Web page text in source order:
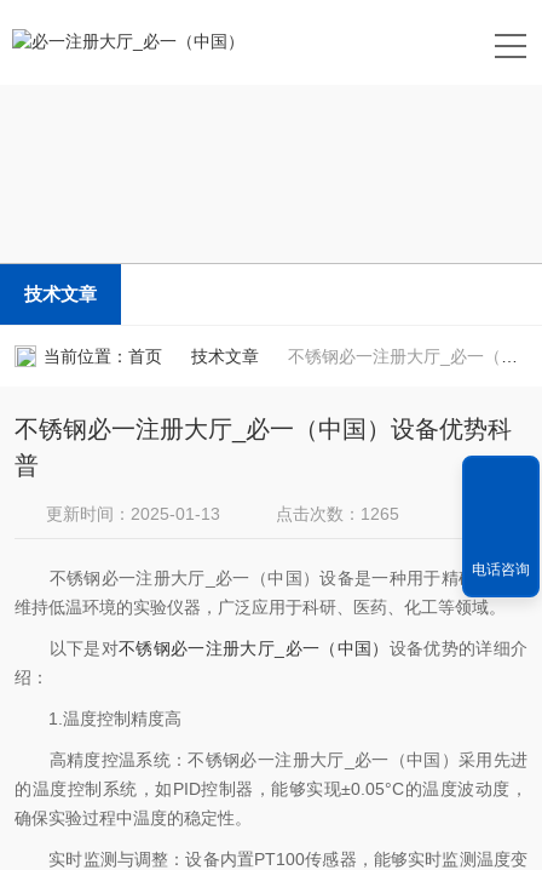
技术文章
当前位置： 首页 技术文章 不锈钢必一注册大厅_必一（中国）设备优势科普
不锈钢必一注册大厅_必一（中国）设备优势科
普
更新时间：2025-01-13
点击次数：1265
不锈钢必一注册大厅_必一（中国）设备是一种用于精确控制和
维持低温环境的实验仪器，广泛应用于科研、医药、化工等领域。
以下是对不锈钢必一注册大厅_必一（中国） 设备优势的详细介
绍：
1.温度控制精度高
高精度控温系统：不锈钢必一注册大厅_必一（中国）采用先进
的温度控制系统，如PID控制器，能够实现±0.05°C的温度波动度，
确保实验过程中温度的稳定性。
实时监测与调整：设备内置PT100传感器，能够实时监测温度变
电话咨询